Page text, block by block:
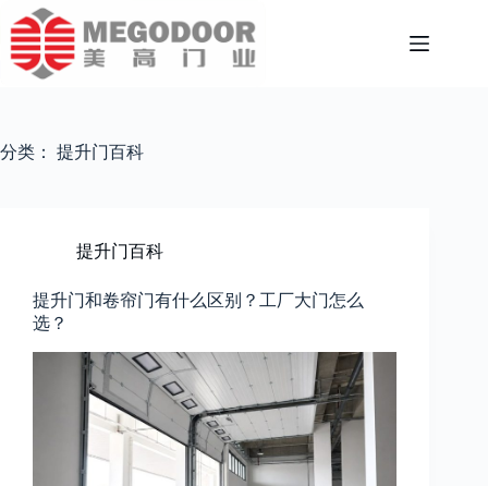
至
内
分类： 提升门百科
提升门百科
提升门和卷帘门有什么区别？工厂大门怎么
选？